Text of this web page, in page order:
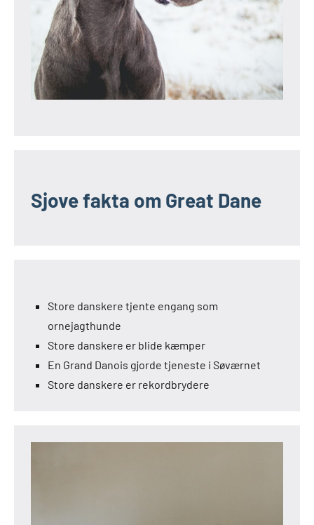
Sjove fakta om Great Dane
Store danskere tjente engang som
ornejagthunde
Store danskere er blide kæmper
En Grand Danois gjorde tjeneste i Søværnet
Store danskere er rekordbrydere